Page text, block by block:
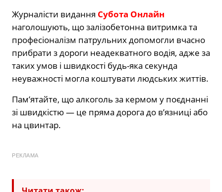
Журналісти видання Субота Онлайн
наголошують, що залізобетонна витримка та
професіоналізм патрульних допомогли вчасно
прибрати з дороги неадекватного водія, адже за
таких умов і швидкості будь-яка секунда
неуважності могла коштувати людських життів.
Пам’ятайте, що алкоголь за кермом у поєднанні
зі швидкістю — це пряма дорога до в’язниці або
на цвинтар.
РЕКЛАМА